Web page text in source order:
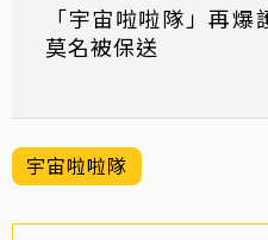
「宇宙啦啦隊」再
莫名被保送
宇宙啦啦隊